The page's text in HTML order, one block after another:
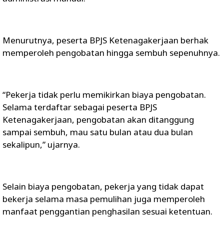
Menurutnya, peserta BPJS Ketenagakerjaan berhak
memperoleh pengobatan hingga sembuh sepenuhnya.
“Pekerja tidak perlu memikirkan biaya pengobatan.
Selama terdaftar sebagai peserta BPJS
Ketenagakerjaan, pengobatan akan ditanggung
sampai sembuh, mau satu bulan atau dua bulan
sekalipun,” ujarnya.
Selain biaya pengobatan, pekerja yang tidak dapat
bekerja selama masa pemulihan juga memperoleh
manfaat penggantian penghasilan sesuai ketentuan.